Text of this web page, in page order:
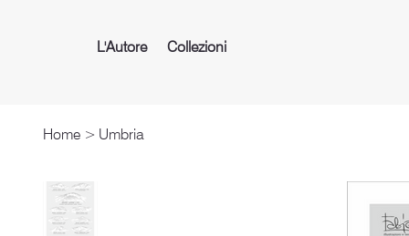
L'Autore Collezioni
Home > Umbria